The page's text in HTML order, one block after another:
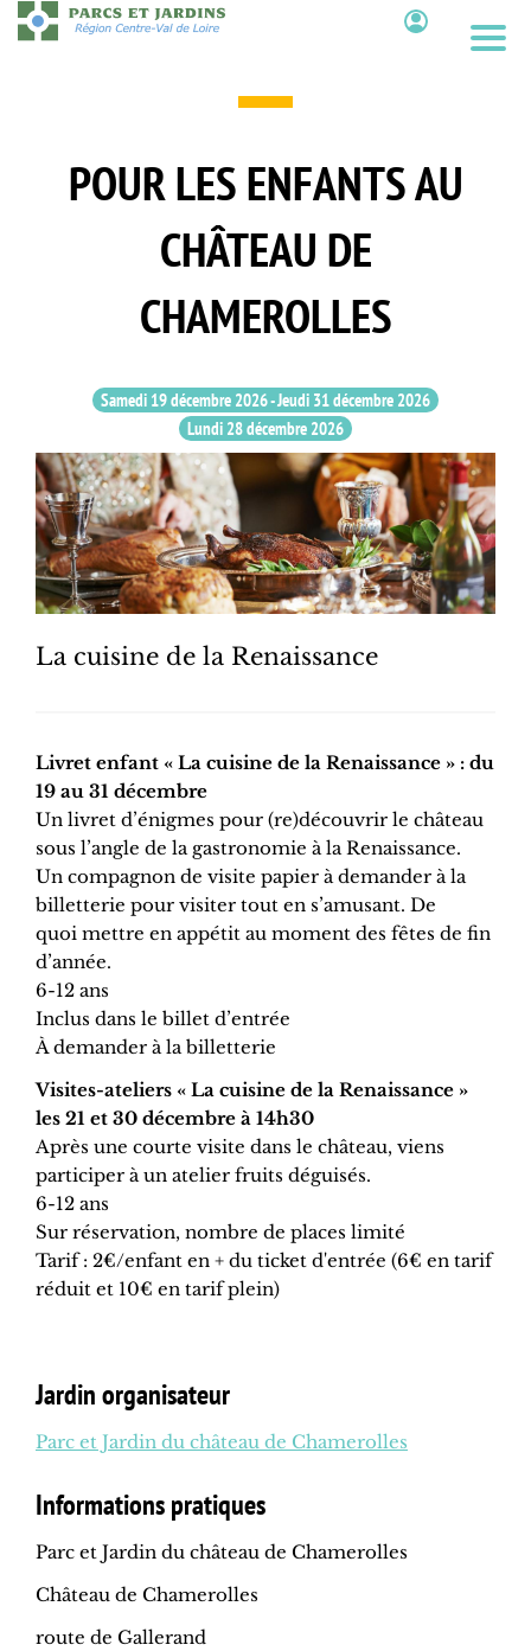
Aller
au
POUR LES ENFANTS AU
CHÂTEAU DE
CHAMEROLLES
Samedi 19 décembre 2026-Jeudi 31 décembre 2026
Lundi 28 décembre 2026
La cuisine de la Renaissance
Livret enfant « La cuisine de la Renaissance » : du
19 au 31 décembre
Un livret d’énigmes pour (re)découvrir le château
sous l’angle de la gastronomie à la Renaissance.
Un compagnon de visite papier à demander à la
billetterie pour visiter tout en s’amusant. De
quoi mettre en appétit au moment des fêtes de fin
d’année.
6-12 ans
Inclus dans le billet d’entrée
À demander à la billetterie
Visites-ateliers « La cuisine de la Renaissance »
les 21 et 30 décembre à 14h30
Après une courte visite dans le château, viens
participer à un atelier fruits déguisés.
6-12 ans
Sur réservation, nombre de places limité
Tarif : 2€/enfant en + du ticket d'entrée (6€ en tarif
réduit et 10€ en tarif plein)
Jardin organisateur
Parc et Jardin du château de Chamerolles
Informations pratiques
Parc et Jardin du château de Chamerolles
Château de Chamerolles
route de Gallerand